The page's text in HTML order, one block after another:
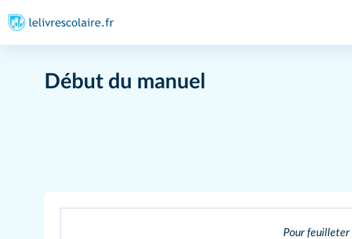
Début du manuel
Pour feuilleter